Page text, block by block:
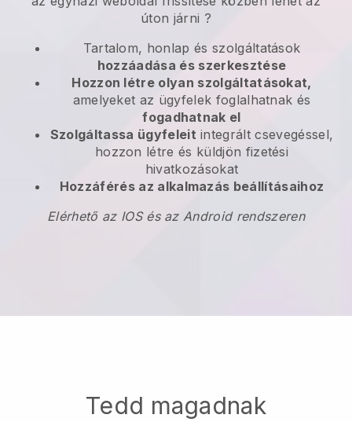
úton járni ?
Tartalom, honlap és szolgáltatások
hozzáadása és szerkesztése
Hozzon létre olyan szolgáltatásokat,
amelyeket az ügyfelek foglalhatnak és
fogadhatnak el
Szolgáltassa ügyfeleit integrált csevegéssel,
hozzon létre és küldjön fizetési
hivatkozásokat
Hozzáférés az alkalmazás beállításaihoz
Elérhető az IOS és az Android rendszeren
Tedd magadnak